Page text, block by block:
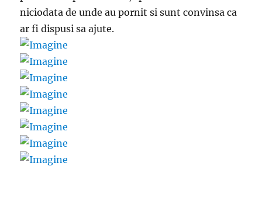
niciodata de unde au pornit si sunt convinsa ca
ar fi dispusi sa ajute.